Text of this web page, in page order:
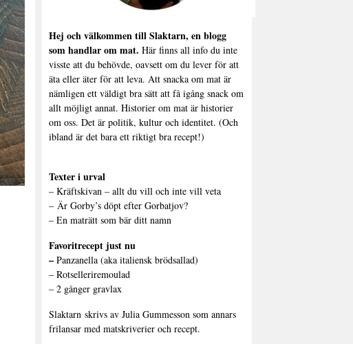
Hej och välkommen till Slaktarn, en blogg
som handlar om mat. Här finns all info du inte
visste att du behövde, oavsett om du lever för att
äta eller äter för att leva. Att snacka om mat är
nämligen ett väldigt bra sätt att få igång snack om
allt möjligt annat. Historier om mat är historier
om oss. Det är politik, kultur och identitet. (Och
ibland är det bara ett riktigt bra recept!)
Texter i urval
– Kräftskivan – allt du vill och inte vill veta
– Är Gorby’s döpt efter Gorbatjov?
– En maträtt som bär ditt namn
Favoritrecept just nu
– Panzanella (aka italiensk brödsallad)
– Rotselleriremoulad
– 2 gånger gravlax
Slaktarn skrivs av Julia Gummesson som annars
frilansar med matskriverier och recept.